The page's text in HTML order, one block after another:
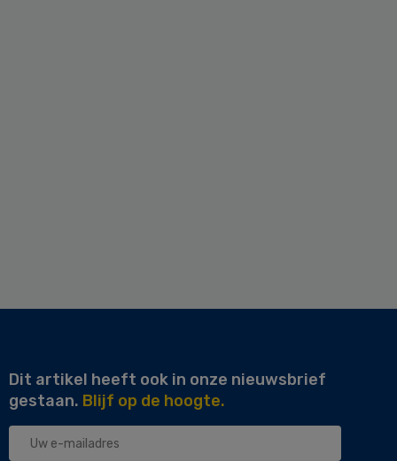
Dit artikel heeft ook in onze nieuwsbrief
gestaan. Blijf op de hoogte.
Uw